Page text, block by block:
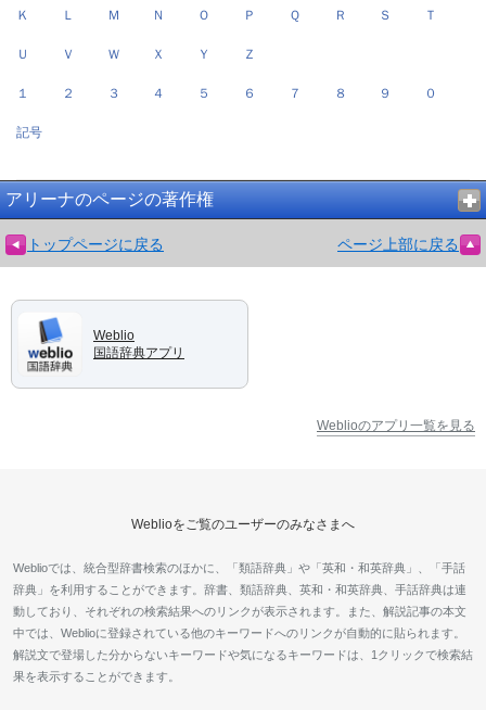
Ｋ Ｌ Ｍ Ｎ Ｏ Ｐ Ｑ Ｒ Ｓ Ｔ
Ｕ Ｖ Ｗ Ｘ Ｙ Ｚ
１ ２ ３ ４ ５ ６ ７ ８ ９ ０
記号
アリーナのページの著作権
トップページに戻る ページ上部に戻る
Weblio
国語辞典アプリ
Weblioのアプリ一覧を見る
Weblioをご覧のユーザーのみなさまへ
Weblioでは、統合型辞書検索のほかに、「類語辞典」や「英和・和英辞典」、「手話
辞典」を利用することができます。辞書、類語辞典、英和・和英辞典、手話辞典は連
動しており、それぞれの検索結果へのリンクが表示されます。また、解説記事の本文
中では、Weblioに登録されている他のキーワードへのリンクが自動的に貼られます。
解説文で登場した分からないキーワードや気になるキーワードは、1クリックで検索結
果を表示することができます。